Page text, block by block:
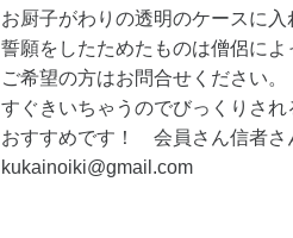
お厨子がわりの透明のケースに入
誓願をしたためたものは僧侶によ
ご希望の方はお問合せください。
すぐきいちゃうのでびっくりされ
おすすめです！ 会員さん信者さ
kukainoiki@gmail.com